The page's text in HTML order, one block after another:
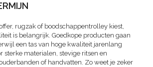
rugzak of boodschappentrolley kiest,
is belangrijk. Goedkope producten gaan
een tas van hoge kwaliteit jarenlang
sterke materialen, stevige ritsen en
of handvatten. Zo weet je zeker